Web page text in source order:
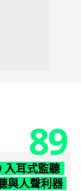
89
入耳式監聽
與人聲利器